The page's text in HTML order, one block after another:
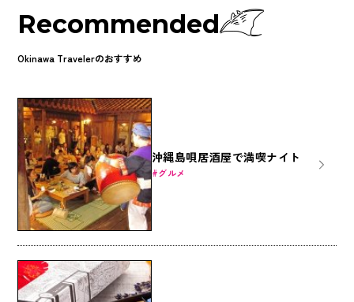
Recommended
Okinawa Travelerのおすすめ
沖縄島唄居酒屋で満喫ナイト
グルメ